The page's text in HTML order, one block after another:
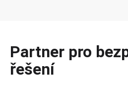
Partner pro
řešení